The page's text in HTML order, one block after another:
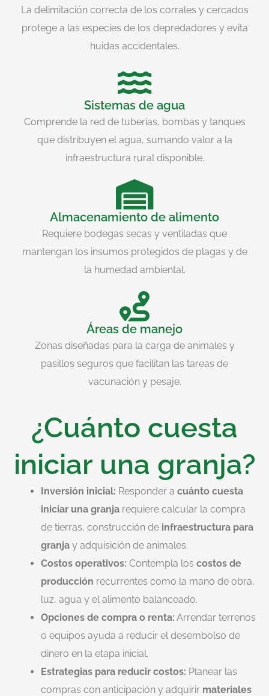
La delimitación correcta de los corrales y cercados
protege a las especies de los depredadores y evita
huidas accidentales.
Sistemas de agua
Comprende la red de tuberías, bombas y tanques
que distribuyen el agua, sumando valor a la
infraestructura rural disponible.
Almacenamiento de alimento
Requiere bodegas secas y ventiladas que
mantengan los insumos protegidos de plagas y de
la humedad ambiental.
Áreas de manejo
Zonas diseñadas para la carga de animales y
pasillos seguros que facilitan las tareas de
vacunación y pesaje.
¿Cuánto cuesta
iniciar una granja?
Inversión inicial: Responder acuánto cuesta
iniciar una granja requiere calcular la compra
de tierras, construcción de infraestructura para
granja y adquisición de animales.
Costos operativos: Contempla loscostos de
producción recurrentes como la mano de obra,
luz, agua y el alimento balanceado.
Opciones de compra o renta: Arrendar terrenos
o equipos ayuda a reducir el desembolso de
dinero en la etapa inicial.
Estrategias para reducir costos: Planear las
compras con anticipación y adquirir materiales